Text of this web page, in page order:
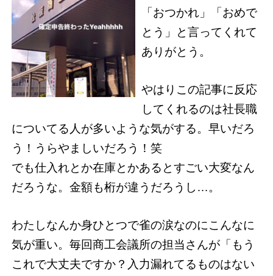
「おつかれ」「おめで
とう」と言ってくれて
ありがとう。
やはりこの記事に反応
してくれるのは社長職
についてる人が多いような気がする。早いだろ
う！うらやましいだろう！笑
でも仕入れとか在庫とかあるとすごい大変なん
だろうな。金額も桁が違うだろうし…。
わたしなんか身ひとつで雀の涙なのにこんなに
気が重い。毎回商工会議所の担当さんが「もう
これで大丈夫ですか？入力漏れてるものはない